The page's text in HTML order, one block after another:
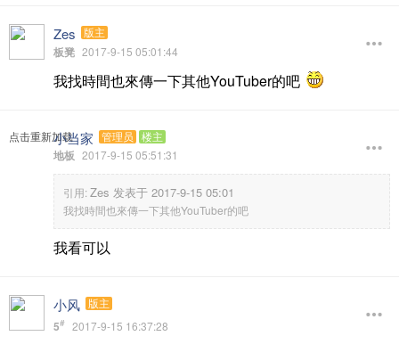
Zes 版主
板凳 2017-9-15 05:01:44
我找時間也來傳一下其他YouTuber的吧
点击重新加载小当家 管理员 楼主
地板 2017-9-15 05:51:31
引用: Zes 发表于 2017-9-15 05:01
我找時間也來傳一下其他YouTuber的吧
我看可以
小风 版主
5# 2017-9-15 16:37:28